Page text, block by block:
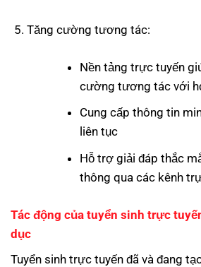
Tăng cường tương tác:
Nền tảng trực tuyến
cường tương tác với
Cung cấp thông tin
liên tục
Hỗ trợ giải đáp thắc
thông qua các kênh
Tác động của tuyển sinh trực
dục
Tuyển sinh trực tuyến đã và đang